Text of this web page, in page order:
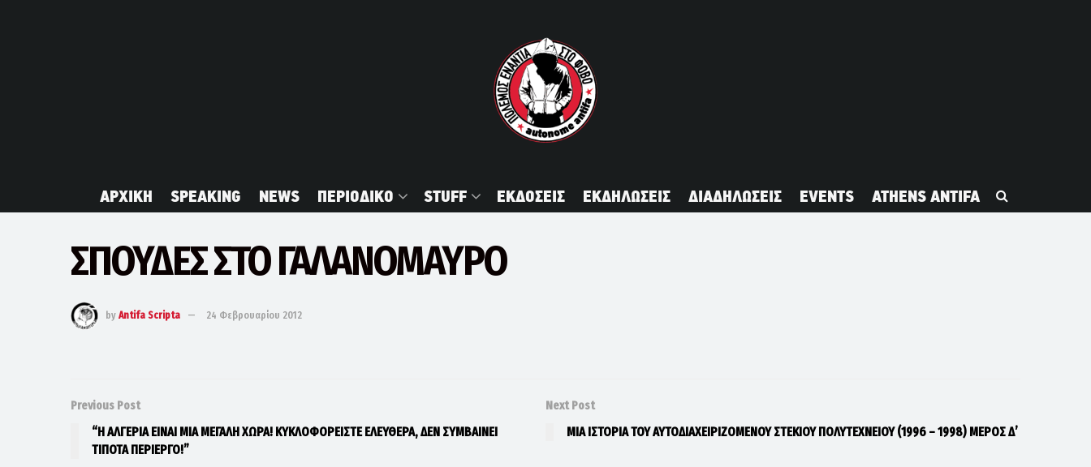
ΑΡΧΙΚΗ SPEAKING NEWS ΠΕΡΙΟΔΙΚΟ STUFF ΕΚΔΟΣΕΙΣ ΕΚΔΗΛΩΣΕΙΣ ΔΙΑΔΗΛΩΣΕΙΣ EVENTS ATHENS ANTIFA
ΣΠΟΥΔΕΣ ΣΤΟ ΓΑΛΑΝΟΜΑΥΡΟ
by Antifa Scripta 24 Φεβρουαρίου 2012
Previous Post
“Η ΑΛΓΕΡΙΑ ΕΙΝΑΙ ΜΙΑ ΜΕΓΑΛΗ ΧΩΡΑ! ΚΥΚΛΟΦΟΡΕΙΣΤΕ ΕΛΕΥΘΕΡΑ, ΔΕΝ ΣΥΜΒΑΙΝΕΙ
ΤΙΠΟΤΑ ΠΕΡΙΕΡΓΟ!”
Next Post
ΜΙΑ ΙΣΤΟΡΙΑ ΤΟΥ ΑΥΤΟΔΙΑΧΕΙΡΙΖΟΜΕΝΟΥ ΣΤΕΚΙΟΥ ΠΟΛΥΤΕΧΝΕΙΟΥ (1996 – 1998) ΜΕΡΟΣ Δ’